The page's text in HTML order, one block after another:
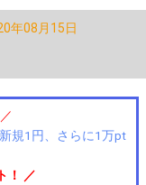
年08月15日
規1円、さらに1万pt
！ ／